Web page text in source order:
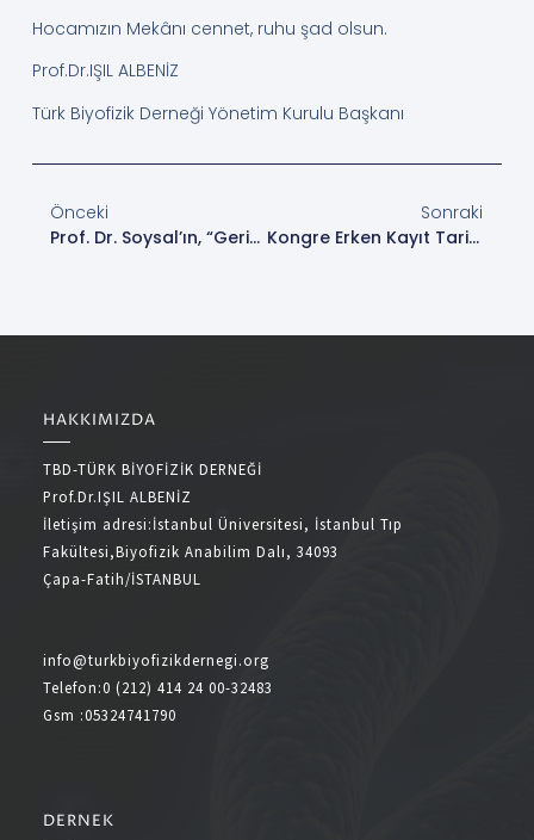
Hocamızın Mekânı cennet, ruhu şad olsun.
Prof.Dr.IŞIL ALBENİZ
Türk Biyofizik Derneği Yönetim Kurulu Başkanı
Önceki
Prof. Dr. Soysal’ın, “Geriatrik Hastalarda Bellek Sorunlarına Yaklaşım” Başlıklı Semineri.Duyuru No:2026/102 (22.05.2026)
Sonraki
Kongre Erken Kayıt Tarihi Bilgilendirme.Duyuru No:2026/104 (04.06.2026)
HAKKIMIZDA
TBD-TÜRK BİYOFİZİK DERNEĞİ
Prof.Dr.IŞIL ALBENİZ
İletişim adresi:İstanbul Üniversitesi, İstanbul Tıp
Fakültesi,Biyofizik Anabilim Dalı, 34093
Çapa-Fatih/İSTANBUL
info@turkbiyofizikdernegi.org
Telefon:0 (212) 414 24 00-32483
Gsm :05324741790
DERNEK